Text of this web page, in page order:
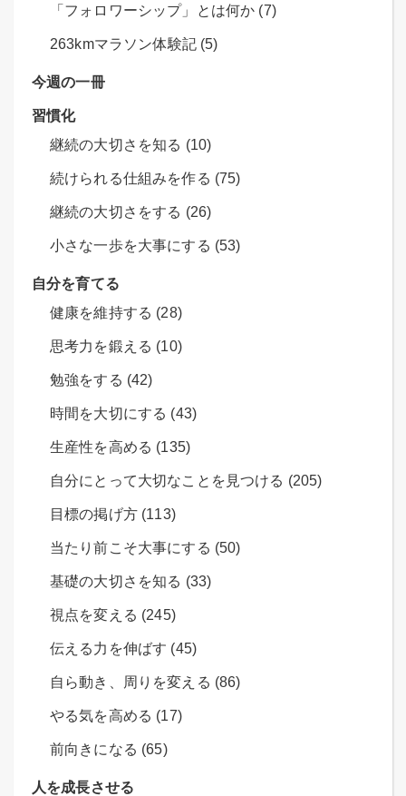
「フォロワーシップ」とは何か (7)
263kmマラソン体験記 (5)
今週の一冊
習慣化
継続の大切さを知る (10)
続けられる仕組みを作る (75)
継続の大切さをする (26)
小さな一歩を大事にする (53)
自分を育てる
健康を維持する (28)
思考力を鍛える (10)
勉強をする (42)
時間を大切にする (43)
生産性を高める (135)
自分にとって大切なことを見つける (205)
目標の掲げ方 (113)
当たり前こそ大事にする (50)
基礎の大切さを知る (33)
視点を変える (245)
伝える力を伸ばす (45)
自ら動き、周りを変える (86)
やる気を高める (17)
前向きになる (65)
人を成長させる